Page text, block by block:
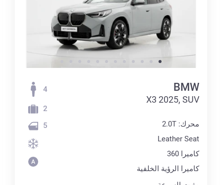
BMW
X3 2025, SUV
محرك: 2.0T
Leather Seat
كاميرا 360
كاميرا الرؤية الخلفية
4
2
5